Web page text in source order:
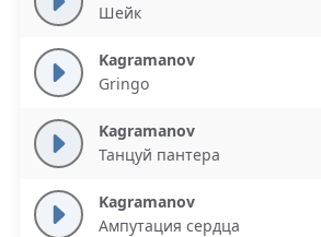
Шейк
Kagramanov
Gringo
Kagramanov
Танцуй пантера
Kagramanov
Ампутация сердца